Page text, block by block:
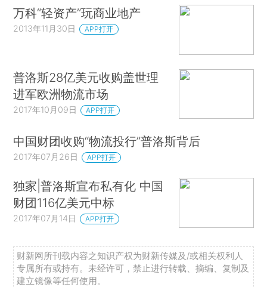
万科“轻资产”玩商业地产
2013年11月30日 APP打开
普洛斯28亿美元收购盖世理
进军欧洲物流市场
2017年10月09日 APP打开
中国财团收购“物流投行”普洛斯背后
2017年07月26日 APP打开
独家|普洛斯宣布私有化 中国
财团116亿美元中标
2017年07月14日 APP打开
财新网所刊载内容之知识产权为财新传媒及/或相关权利人
专属所有或持有。未经许可，禁止进行转载、摘编、复制及
建立镜像等任何使用。